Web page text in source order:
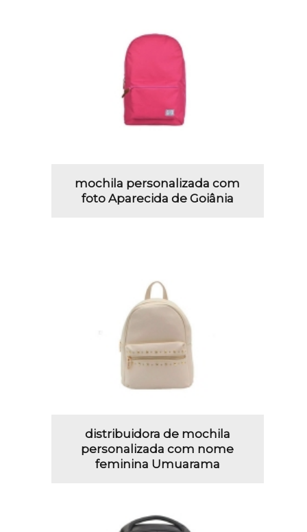
mochila personalizada com
foto Aparecida de Goiânia
distribuidora de mochila
personalizada com nome
feminina Umuarama